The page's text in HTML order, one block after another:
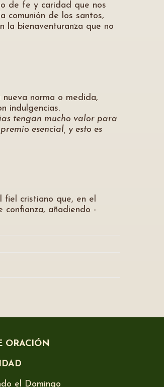
de fe y caridad que nos
comunión de los santos,
la bienaventuranza que no
norma o medida,
indulgencias.
tengan mucho valor para
esencial, y esto es
fiel cristiano que, en el
añadiendo -
ORACIÓN
el Domingo